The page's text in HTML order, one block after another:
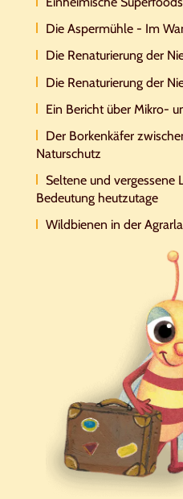
Die Aspermühle - Im
Die Renaturierung der
Die Renaturierung der
Ein Bericht über Mikro-
Der Borkenkäfer
Naturschutz
Seltene und vergessene
Bedeutung heutzutage
Wildbienen in der